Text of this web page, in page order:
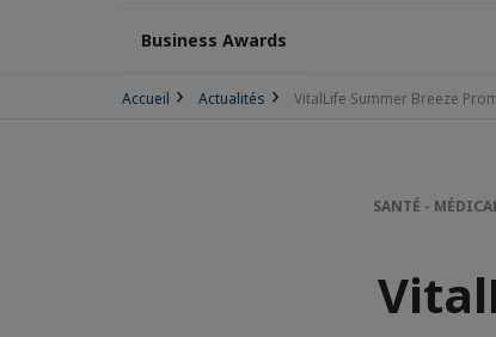
Business Awards
Accueil Actualités VitalLife Summer Breeze
SANTÉ -